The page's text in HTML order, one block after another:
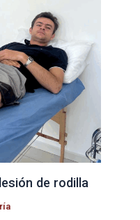
de rodilla